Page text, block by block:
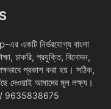
একটি নির্ভরযোগ্য বাংলা
চাকরি, প্রযুক্তি, বিনোদন,
প্রকাশ করা হয়। সঠিক,
দেওয়াই আমাদের মূল লক্ষ্য।
9635838675